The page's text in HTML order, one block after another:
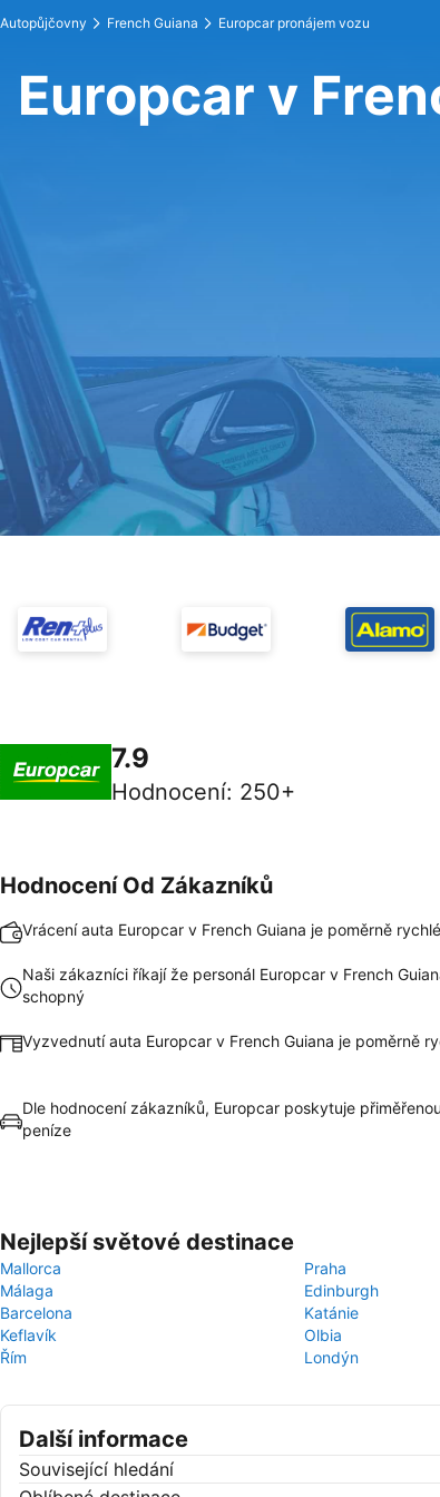
Autopůjčovny French Guiana Europcar pronájem vozu
Europcar v
7.9
Hodnocení: 250+
Hodnocení Od Zákazníků
Vrácení auta Europcar v French Guiana je poměrně
Naši zákazníci říkají že personál Europcar v French
schopný
Vyzvednutí auta Europcar v French Guiana je poměrně
Dle hodnocení zákazníků, Europcar poskytuje
peníze
Nejlepší světové destinace
Mallorca
Praha
Málaga
Edinburgh
Barcelona
Katánie
Keflavík
Olbia
Řím
Londýn
Další informace
Související hledání